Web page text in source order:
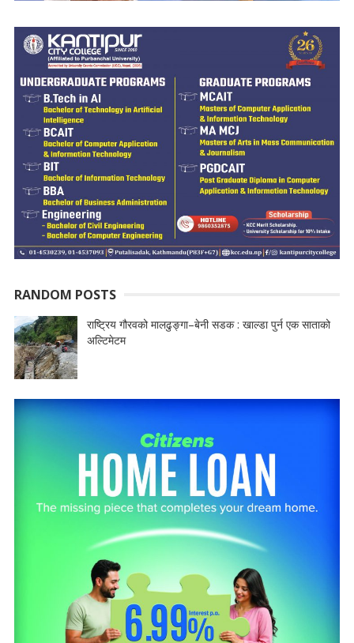
RANDOM POSTS
राष्ट्रिय गौरवको मालढुङ्गा–बेनी सडक : खाल्डा पुर्न एक साताको
अल्टिमेटम